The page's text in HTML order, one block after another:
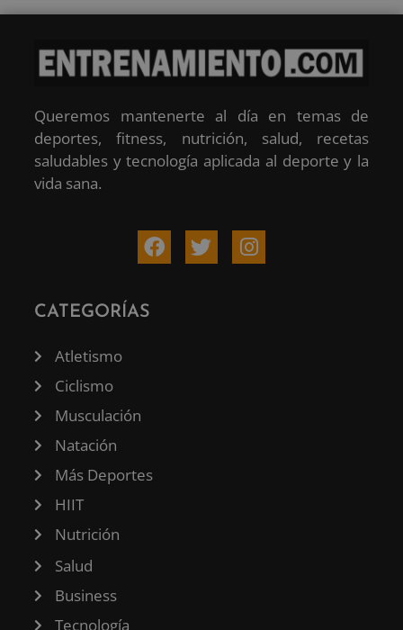
Queremos mantenerte al día en temas de
deportes, fitness, nutrición, salud, recetas
saludables y tecnología aplicada al deporte y la
vida sana.
CATEGORÍAS
Atletismo
Ciclismo
Musculación
Natación
Más Deportes
HIIT
Nutrición
Salud
Business
Tecnología